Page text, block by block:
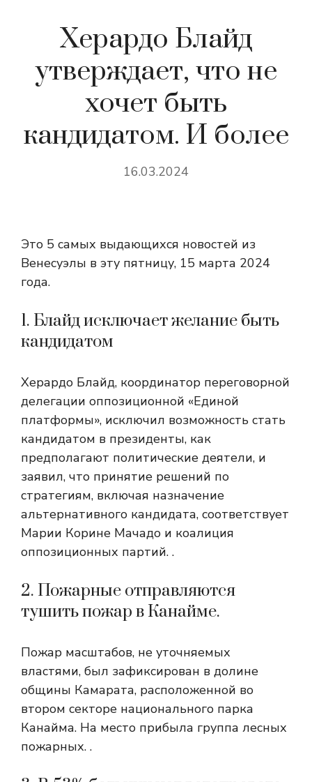
Херардо Блайд
утверждает, что не
хочет быть
кандидатом. И более
16.03.2024
Это 5 самых выдающихся новостей из
Венесуэлы в эту пятницу, 15 марта 2024
года.
1. Блайд исключает желание быть
кандидатом
Херардо Блайд, координатор переговорной
делегации оппозиционной «Единой
платформы», исключил возможность стать
кандидатом в президенты, как
предполагают политические деятели, и
заявил, что принятие решений по
стратегиям, включая назначение
альтернативного кандидата, соответствует
Марии Корине Мачадо и коалиция
оппозиционных партий. .
2. Пожарные отправляются
тушить пожар в Канайме.
Пожар масштабов, не уточняемых
властями, был зафиксирован в долине
общины Камарата, расположенной во
втором секторе национального парка
Канайма. На место прибыла группа лесных
пожарных. .